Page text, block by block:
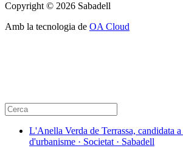
Copyright © 2026 Sabadell
Amb la tecnologia de OA Cloud
L'Anella Verda de Terrassa, candidata
d'urbanisme · Societat · Sabadell